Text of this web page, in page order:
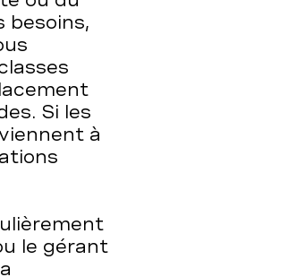
besoins,
Si les
à
le gérant